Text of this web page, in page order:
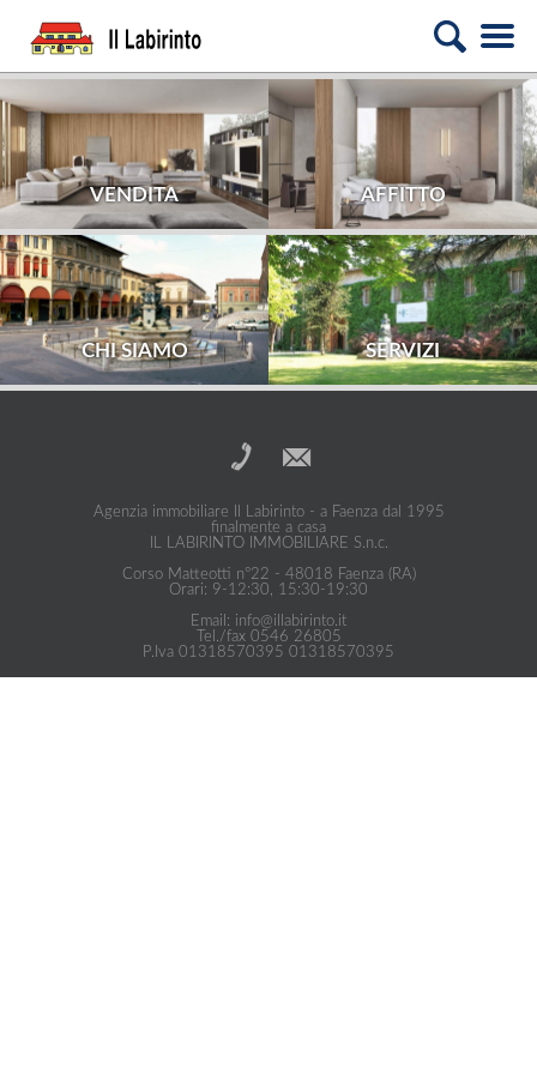
VENDITA AFFITTO
CHI SIAMO SERVIZI
Agenzia immobiliare Il Labirinto - a Faenza dal 1995
finalmente a casa
IL LABIRINTO IMMOBILIARE S.n.c.
Corso Matteotti n°22 - 48018 Faenza (RA)
Orari: 9-12:30, 15:30-19:30
Email: info@illabirinto.it
Tel./fax 0546 26805
P.Iva 01318570395 01318570395